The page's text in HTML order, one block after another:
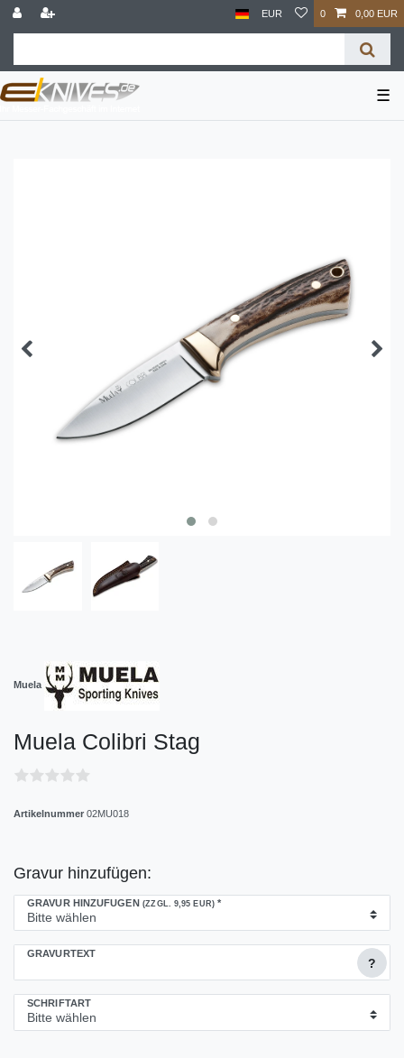
EUR 0 0,00 EUR
☰
Muela
Muela Colibri Stag
Artikelnummer 02MU018
Gravur hinzufügen:
GRAVUR HINZUFÜGEN (ZZGL. 9,95 EUR) *
GRAVURTEXT
?
SCHRIFTART